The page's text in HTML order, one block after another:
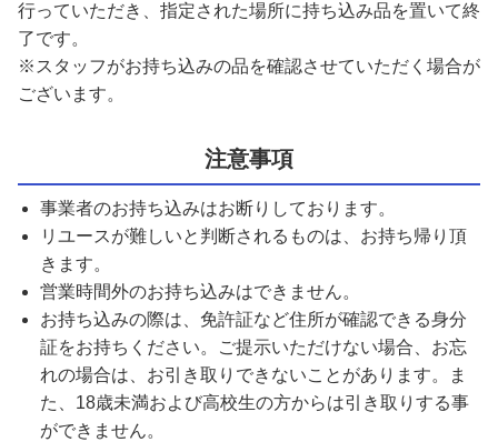
行っていただき、指定された場所に持ち込み品を置いて終
了です。
※スタッフがお持ち込みの品を確認させていただく場合が
ございます。
注意事項
事業者のお持ち込みはお断りしております。
リユースが難しいと判断されるものは、お持ち帰り頂
きます。
営業時間外のお持ち込みはできません。
お持ち込みの際は、免許証など住所が確認できる身分
証をお持ちください。ご提示いただけない場合、お忘
れの場合は、お引き取りできないことがあります。ま
た、18歳未満および高校生の方からは引き取りする事
ができません。